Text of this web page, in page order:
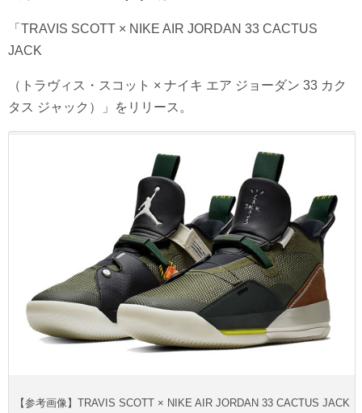
「TRAVIS SCOTT × NIKE AIR JORDAN 33 CACTUS
JACK
（トラヴィス・スコット × ナイキ エア ジョーダン 33 カク
タス ジャック）」をリリース。
【参考画像】TRAVIS SCOTT × NIKE AIR JORDAN 33 CACTUS JACK